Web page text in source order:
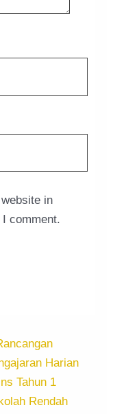
in
comment.